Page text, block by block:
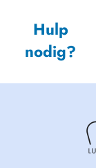
Hulp
nodig?